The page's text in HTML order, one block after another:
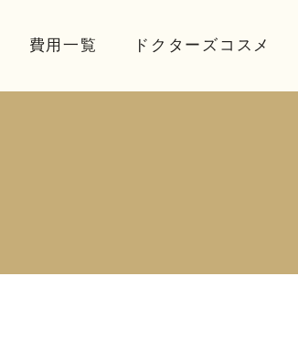
費用一覧 ドクターズコスメ